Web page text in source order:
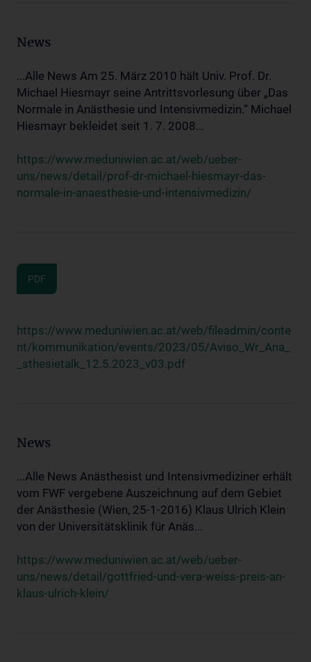
News
...Alle News Am 25. März 2010 hält Univ. Prof. Dr.
Michael Hiesmayr seine Antrittsvorlesung über „Das
Normale in Anästhesie und Intensivmedizin.“ Michael
Hiesmayr bekleidet seit 1. 7. 2008...
https://www.meduniwien.ac.at/web/ueber-
uns/news/detail/prof-dr-michael-hiesmayr-das-
normale-in-anaesthesie-und-intensivmedizin/
PDF
https://www.meduniwien.ac.at/web/fileadmin/conte
nt/kommunikation/events/2023/05/Aviso_Wr_Ana_
_sthesietalk_12.5.2023_v03.pdf
News
...Alle News Anästhesist und Intensivmediziner erhält
vom FWF vergebene Auszeichnung auf dem Gebiet
der Anästhesie (Wien, 25-1-2016) Klaus Ulrich Klein
von der Universitätsklinik für Anäs...
https://www.meduniwien.ac.at/web/ueber-
uns/news/detail/gottfried-und-vera-weiss-preis-an-
klaus-ulrich-klein/